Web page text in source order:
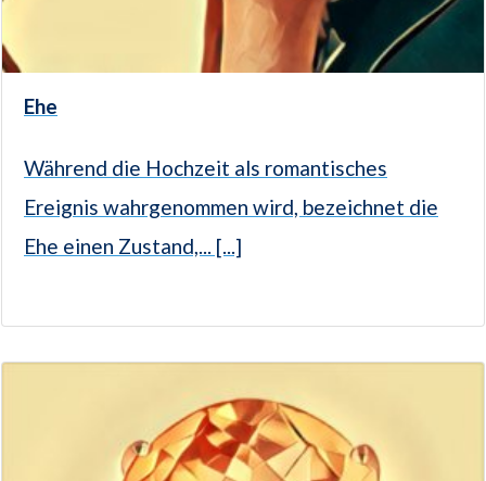
Ehe
Während die Hochzeit als romantisches
Ereignis wahrgenommen wird, bezeichnet die
Ehe einen Zustand,... [...]